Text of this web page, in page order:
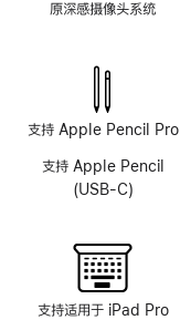
原深感摄像头系统
支持 Apple Pencil Pro
支持 Apple Pencil
(USB-C)
支持适用于 iPad Pro